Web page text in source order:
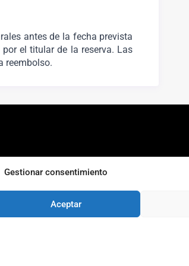
Gestionar consentimiento
Aceptar
antes de la fecha prevista
el titular de la reserva. Las
reembolso.